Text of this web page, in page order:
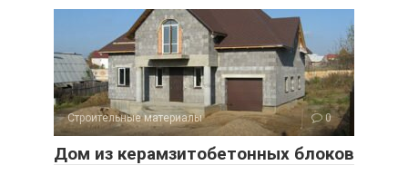
Строительные материалы 0
Дом из керамзитобетонных блоков